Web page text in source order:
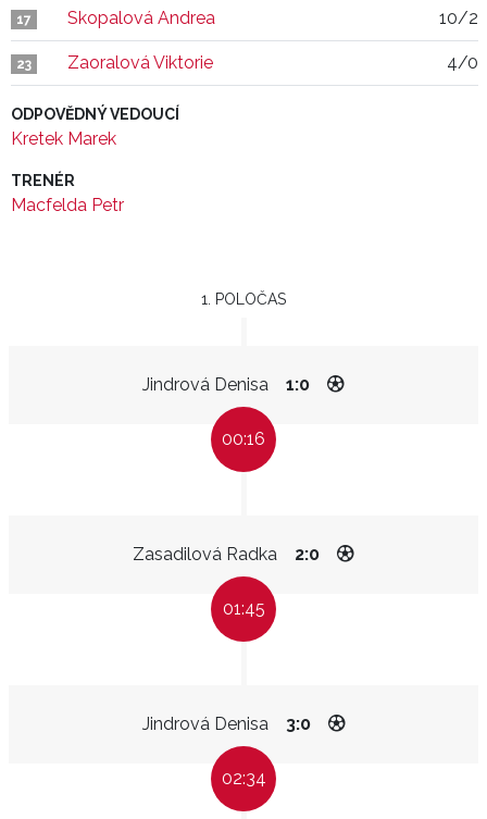
17 Skopalová Andrea 10/2
23 Zaoralová Viktorie 4/0
ODPOVĚDNÝ VEDOUCÍ
Kretek Marek
TRENÉR
Macfelda Petr
1. POLOČAS
Jindrová Denisa 1:0
00:16
Zasadilová Radka 2:0
01:45
Jindrová Denisa 3:0
02:34